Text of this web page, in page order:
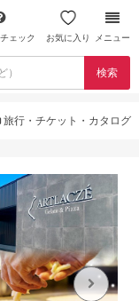
ェック お気に入り メニュー
検索
旅行・チケット・カタログ